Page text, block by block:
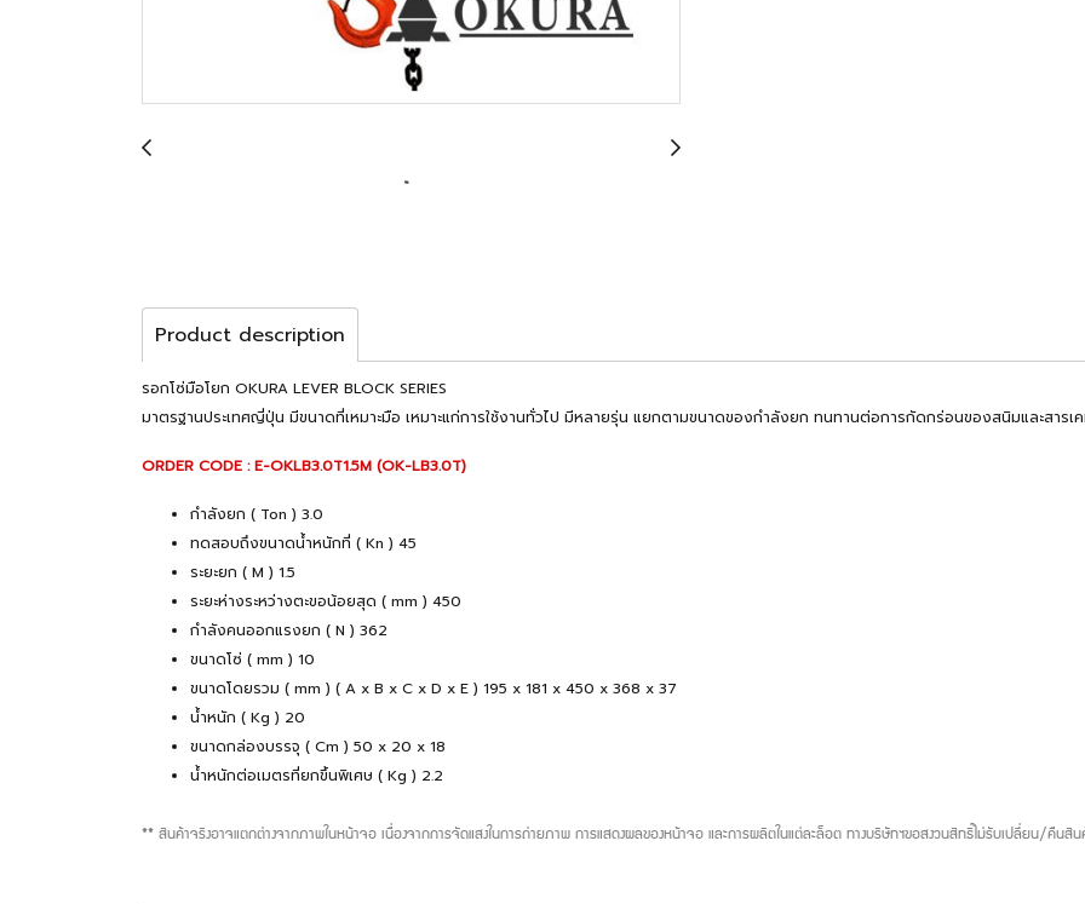
Product description
รอกโซ่มือโยก OKURA LEVER BLOCK SERIES
มาตรฐานประเทศญี่ปุ่น มีขนาดที่เหมาะมือ เหมาะแก่การใช้งานทั่วไป มีหลายรุ่น แยกตามขนาดของกำลังยก ทนทานต่อการกัดกร่อนของสนิมและสารเ
ORDER CODE : E-OKLB3.0T1.5M (OK-LB3.0T)
กำลังยก ( Ton ) 3.0
ทดสอบถึงขนาดน้ำหนักที่ ( Kn ) 45
ระยะยก ( M ) 1.5
ระยะห่างระหว่างตะขอน้อยสุด ( mm ) 450
กำลังคนออกแรงยก ( N ) 362
ขนาดโซ่ ( mm ) 10
ขนาดโดยรวม ( mm ) ( A x B x C x D x E ) 195 x 181 x 450 x 368 x 37
น้ำหนัก ( Kg ) 20
ขนาดกล่องบรรจุ ( Cm ) 50 x 20 x 18
น้ำหนักต่อเมตรที่ยกขึ้นพิเศษ ( Kg ) 2.2
** สินค้าจริงอาจแตกต่างจากภาพในหน้าจอ เนื่องจากการจัดแสงในการถ่ายภาพ การแสดงผลของหน้าจอ และการผลิตในแต่ละล็อต ทางบริษัทฯขอสงวนสิทธิ์ไม่รับเปลี่ยน/คืนสิน